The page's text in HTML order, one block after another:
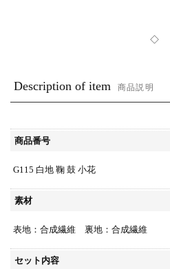
◇
Description of item 商品説明
商品番号
G115 白地 鞠 鼓 小花
素材
表地：合成繊維 裏地：合成繊維
セット内容